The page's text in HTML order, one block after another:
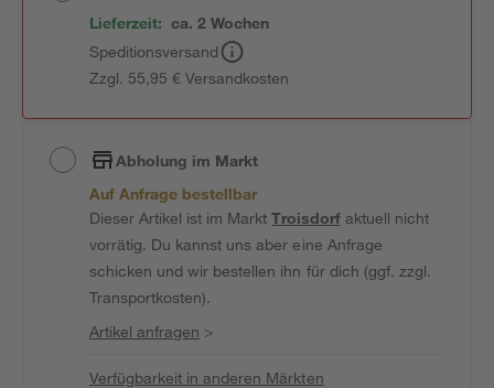
Lieferzeit: ca. 2 Wochen
Speditionsversand
Zzgl. 55,95 € Versandkosten
Abholung im Markt
Auf Anfrage bestellbar
Dieser Artikel ist im MarktTroisdorfaktuell nicht
vorrätig. Du kannst uns aber eine Anfrage
schicken und wir bestellen ihn für dich (ggf. zzgl.
Transportkosten).
Artikel anfragen >
Verfügbarkeit in anderen Märkten